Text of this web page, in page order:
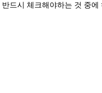
드시 체크해야하는 것 중에